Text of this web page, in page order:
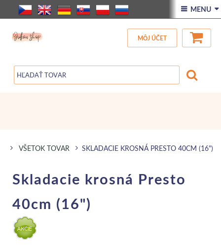
ÚVOD
VŠETOK TOVAR
ZĽAVA BLOG
 MENU 
MÔJ ÚČET
VŠETOK TOVAR SKLADACIE KROSNÁ PRESTO 40CM (16")
Skladacie krosná Presto
40cm (16")